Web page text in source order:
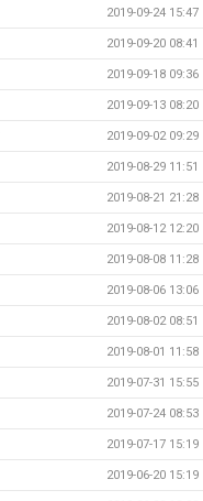
2019-09-24 15:47
2019-09-20 08:41
2019-09-18 09:36
2019-09-13 08:20
2019-09-02 09:29
2019-08-29 11:51
2019-08-21 21:28
2019-08-12 12:20
2019-08-08 11:28
2019-08-06 13:06
2019-08-02 08:51
2019-08-01 11:58
2019-07-31 15:55
2019-07-24 08:53
2019-07-17 15:19
2019-06-20 15:19